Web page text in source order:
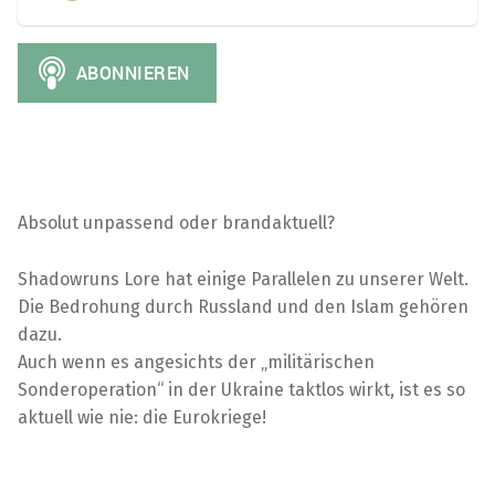
Absolut unpassend oder brandaktuell?
Shadowruns Lore hat einige Parallelen zu unserer Welt.
Die Bedrohung durch Russland und den Islam gehören
dazu.
Auch wenn es angesichts der „militärischen
Sonderoperation“ in der Ukraine taktlos wirkt, ist es so
aktuell wie nie: die Eurokriege!